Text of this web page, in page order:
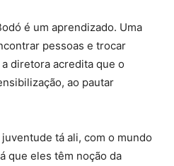
é um aprendizado. Uma
pessoas e trocar
diretora acredita que o
ao pautar
tá ali, com o mundo
que eles têm noção da